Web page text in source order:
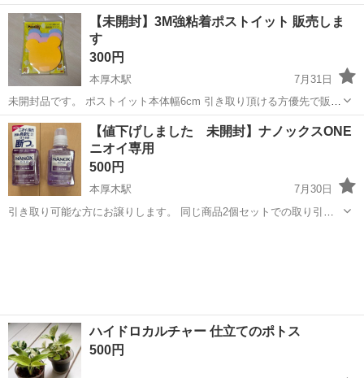
ないため、出品しました。詳しくはご自分で調べてください。 小田急
線の駅で出かけるついでにお渡しできる時もあります。
神奈川 秦野市 本厚木駅 家庭用品
【未開封】3M強粘着ポストイット 販売しま
す
300円
本厚木駅
7月31日
未開封品です。 ポストイット本体幅6cm 引き取り頂ける方優先で販売
します。
神奈川 厚木市 本厚木駅 その他
【値下げしました 未開封】ナノックスONE
ニオイ専用
500円
本厚木駅
7月30日
引き取り可能な方にお譲りします。 同じ商品2個セットでの取り引き
ハイドロカルチャー 仕立てのポトス
500円